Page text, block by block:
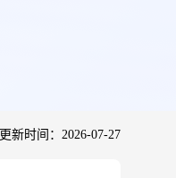
更新时间：2026-07-27